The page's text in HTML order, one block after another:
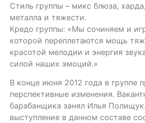
Стиль группы – микс блюза,
металла и тяжести.
Кредо группы: «Мы сочиняем и
которой переплетаются мощь
красотой мелодии и энергия
силой наших эмоций.»
В конце июня 2012 года в группе
перспективные изменения.
барабанщика занял Илья
выступление в данном составе